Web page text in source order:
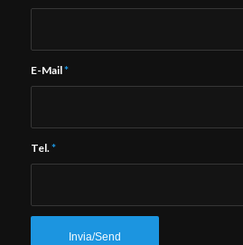
E-Mail*
Tel.*